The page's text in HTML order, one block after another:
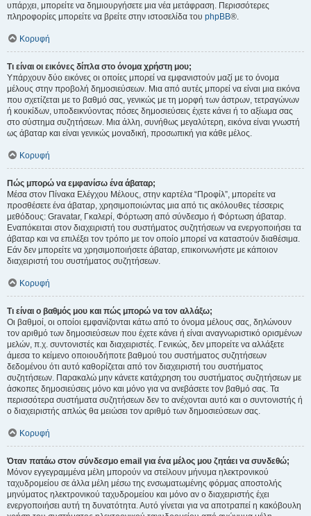
υπάρχει, μπορείτε να δημιουργήσετε μια νέα μετάφραση. Περισσότερες
πληροφορίες μπορείτε να βρείτε στην ιστοσελίδα του phpBB®.
Κορυφή
Τι είναι οι εικόνες δίπλα στο όνομα χρήστη μου;
Υπάρχουν δύο εικόνες οι οποίες μπορεί να εμφανιστούν μαζί με το όνομα
μέλους στην προβολή δημοσιεύσεων. Μια από αυτές μπορεί να είναι μια εικόνα
που σχετίζεται με το βαθμό σας, γενικώς με τη μορφή των άστρων, τετραγώνων
ή κουκίδων, υποδεικνύοντας πόσες δημοσιεύσεις έχετε κάνει ή το αξίωμα σας
στο σύστημα συζητήσεων. Μια άλλη, συνήθως μεγαλύτερη, εικόνα είναι γνωστή
ως άβαταρ και είναι γενικώς μοναδική, προσωπική για κάθε μέλος.
Κορυφή
Πώς μπορώ να εμφανίσω ένα άβαταρ;
Μέσα στον Πίνακα Ελέγχου Μέλους, στην καρτέλα “Προφίλ”, μπορείτε να
προσθέσετε ένα άβαταρ, χρησιμοποιώντας μια από τις ακόλουθες τέσσερις
μεθόδους: Gravatar, Γκαλερί, Φόρτωση από σύνδεσμο ή Φόρτωση άβαταρ.
Εναπόκειται στον διαχειριστή του συστήματος συζητήσεων να ενεργοποιήσει τα
άβαταρ και να επιλέξει τον τρόπο με τον οποίο μπορεί να καταστούν διαθέσιμα.
Εάν δεν μπορείτε να χρησιμοποιήσετε άβαταρ, επικοινωνήστε με κάποιον
διαχειριστή του συστήματος συζητήσεων.
Κορυφή
Τι είναι ο βαθμός μου και πώς μπορώ να τον αλλάξω;
Οι βαθμοί, οι οποίοι εμφανίζονται κάτω από το όνομα μέλους σας, δηλώνουν
τον αριθμό των δημοσιεύσεων που έχετε κάνει ή είναι αναγνωριστικό ορισμένων
μελών, π.χ. συντονιστές και διαχειριστές. Γενικώς, δεν μπορείτε να αλλάξετε
άμεσα το κείμενο οποιουδήποτε βαθμού του συστήματος συζητήσεων
δεδομένου ότι αυτό καθορίζεται από τον διαχειριστή του συστήματος
συζητήσεων. Παρακαλώ μην κάνετε κατάχρηση του συστήματος συζητήσεων με
άσκοπες δημοσιεύσεις μόνο και μόνο για να ανεβάσετε τον βαθμό σας. Τα
περισσότερα συστήματα συζητήσεων δεν το ανέχονται αυτό και ο συντονιστής ή
ο διαχειριστής απλώς θα μειώσει τον αριθμό των δημοσιεύσεων σας.
Κορυφή
Όταν πατάω στον σύνδεσμο email για ένα μέλος μου ζητάει να συνδεθώ;
Μόνον εγγεγραμμένα μέλη μπορούν να στείλουν μήνυμα ηλεκτρονικού
ταχυδρομείου σε άλλα μέλη μέσω της ενσωματωμένης φόρμας αποστολής
μηνύματος ηλεκτρονικού ταχυδρομείου και μόνο αν ο διαχειριστής έχει
ενεργοποιήσει αυτή τη δυνατότητα. Αυτό γίνεται για να αποτραπεί η κακόβουλη